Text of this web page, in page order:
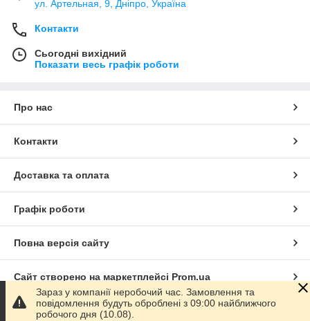
ул. Артельная, 9, Дніпро, Україна
Контакти
Сьогодні вихідний
Показати весь графік роботи
Про нас
Контакти
Доставка та оплата
Графік роботи
Повна версія сайту
Сайт створено на маркетплейсі Prom.ua
Політика конфіденційності
Зараз у компанії неробочий час. Замовлення та
повідомлення будуть оброблені з 09:00 найближчого
робочого дня (10.08).